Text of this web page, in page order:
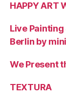
HAPPY ART
Live
Berlin by
We Present
TEXTURA